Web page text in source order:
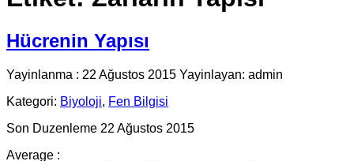
Hücrenin Yapısı
Yayinlanma : 22 Ağustos 2015 Yayinlayan: admin
Kategori: Biyoloji, Fen Bilgisi
Son Duzenleme 22 Ağustos 2015
Average :